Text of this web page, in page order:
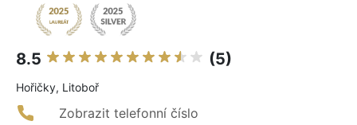
8.5 (5)
Hořičky, Litoboř
Zobrazit telefonní číslo